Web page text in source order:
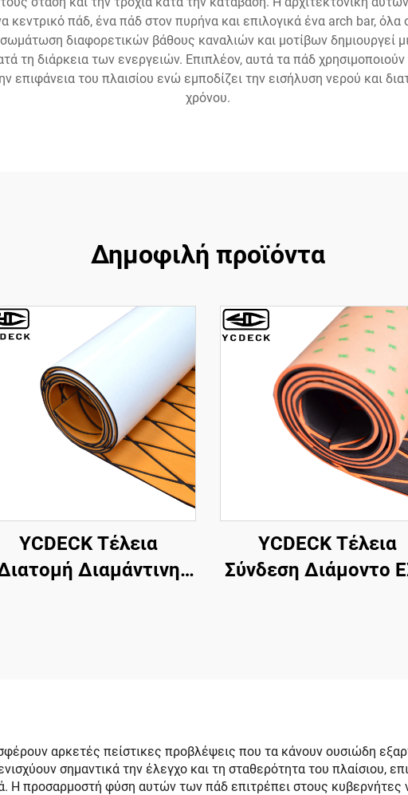
πάδ, ένα πάδ στον πυρήνα και επιλογικά ένα arch bar, όλα
διαφορετικών βάθους καναλιών και μοτίβων δημιουργεί
τη διάρκεια των ενεργειών. Επιπλέον, αυτά τα πάδ
επιφάνεια του πλαισίου ενώ εμποδίζει την εισήλυση νερού και
χρόνου.
Δημοφιλή προϊόντα
YCDECK Τέλεια
Διαμάντινη
YCDECK Τέλεια
Σύνδεση Διάμοντο
Αλιευτική Βάρκα,
Surfboard, Kayak
αρκετές πείστικες προβλέψεις που τα κάνουν ουσιώδη
σημαντικά την έλεγχο και τη σταθερότητα του πλαίσιου,
Η προσαρμοστή φύση αυτών των πάδ επιτρέπει στους